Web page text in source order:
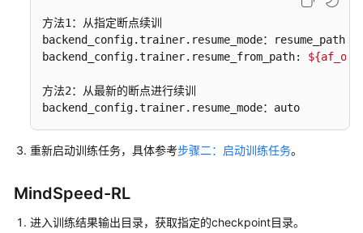
践
最
实
方法1：从指定断点续训
backend_config.trainer.resume_mode：
backend_config.trainer.resume_from_path:
方法2：从最新的断点进行续训
backend_config.trainer.resume_mode：auto
重新启动训练任务，具体参考步骤二：启动训练任务。
MindSpeed-RL
进入训练结果输出目录，获取指定的checkpoint目录。